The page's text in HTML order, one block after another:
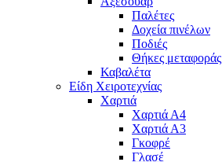
Παλέτες
Δοχεία πινέλων
Ποδιές
Θήκες μεταφοράς
Καβαλέτα
Είδη Χειροτεχνίας
Χαρτιά
Χαρτιά Α4
Χαρτιά Α3
Γκοφρέ
Γλασέ